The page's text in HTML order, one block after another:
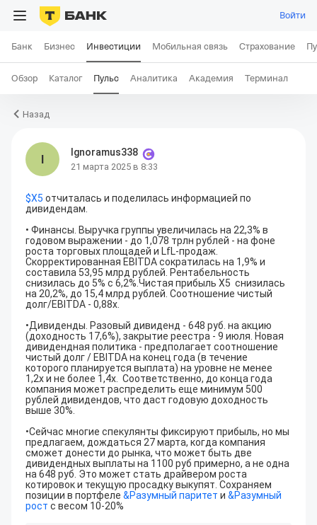
Войти
Банк Бизнес Инвестиции Мобильная связь Страхование
Обзор Каталог Пульс Аналитика Академия Терминал
Назад
I
Ignoramus338
21 марта 2025 в 8:33
$X5 отчиталась и поделилась информацией по
дивидендам
• Финансы. Выручка группы увеличилась на 22,3% в
годовом выражении - до 1,078 трлн рублей - на фоне
роста торговых площадей и LfL-продаж.
Скорректированная EBITDA сократилась на 1,9% и
составила 53,95 млрд рублей. Рентабельность
снизилась до 5% с 6,2%.Чистая прибыль X5  снизилась
на 20,2%, до 15,4 млрд рублей. Соотношение чистый
долг/EBITDA - 0,88x.
•Дивиденды. Разовый дивиденд - 648 руб. на акцию
(доходность 17,6%), закрытие реестра - 9 июля. Новая
дивидендная политика - предполагает соотношение
чистый долг / EBITDA на конец года (в течение
которого планируется выплата) на уровне не менее
1,2х и не более 1,4х.  Соответственно, до конца года
компания может распределить еще минимум 500
рублей дивидендов, что даст годовую доходность
выше 30%.
•Сейчас многие спекулянты фиксируют прибыль, но мы
предлагаем, дождаться 27 марта, когда компания
сможет донести до рынка, что может быть две
дивидендных выплаты на 1100 руб примерно, а не одна
на 648 руб. Это может стать драйвером роста
котировок и текущую просадку выкупят. Сохраняем
позиции в портфеле &Разумный паритет и &Разумный
рост с весом 10-20%